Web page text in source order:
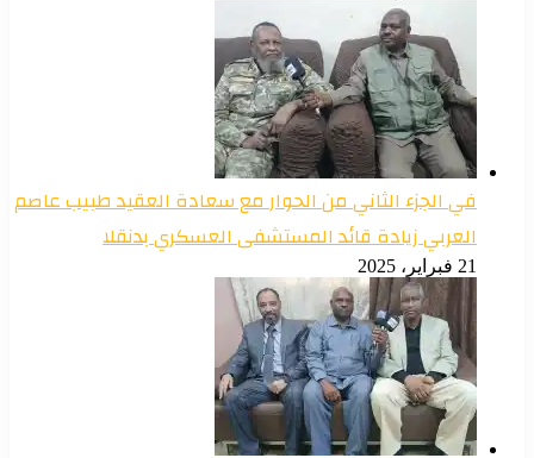
في الجزء الثاني من الحوار مع سعادة العقيد طبيب عاصم
العربي زيادة قائد المستشفى العسكري بدنقلا
21 فبراير، 2025